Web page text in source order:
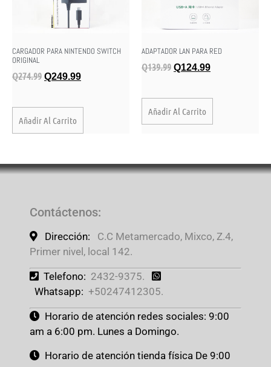
CARGADOR PARA NINTENDO SWITCH
ORIGINAL
Q274.99 Q249.99
Añadir Al Carrito
ADAPTADOR LAN PARA RED
Q139.99 Q124.99
Añadir Al Carrito
Contáctenos:
Dirección:
C.C Metamercado, Mixco, Z.4,
Primer nivel, local 142.
Telefono: 2432-9375.
Whatsapp: +50247412305.
Horario de atención redes sociales: 9:00
am a 6:00 pm. Lunes a Domingo.
Horario de atención tienda física De 9:00